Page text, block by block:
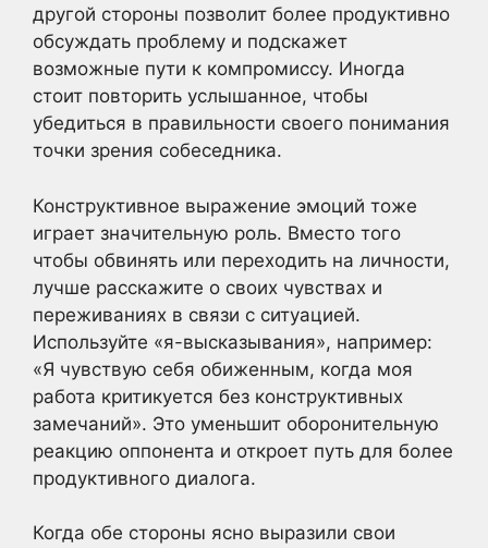
другой стороны позволит более продуктивно
обсуждать проблему и подскажет
возможные пути к компромиссу. Иногда
стоит повторить услышанное, чтобы
убедиться в правильности своего понимания
точки зрения собеседника.
Конструктивное выражение эмоций тоже
играет значительную роль. Вместо того
чтобы обвинять или переходить на личности,
лучше расскажите о своих чувствах и
переживаниях в связи с ситуацией.
Используйте «я-высказывания», например:
«Я чувствую себя обиженным, когда моя
работа критикуется без конструктивных
замечаний». Это уменьшит оборонительную
реакцию оппонента и откроет путь для более
продуктивного диалога.
Когда обе стороны ясно выразили свои